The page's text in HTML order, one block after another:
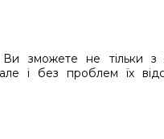
зможете не тільки з
і без проблем їх
їх використання.